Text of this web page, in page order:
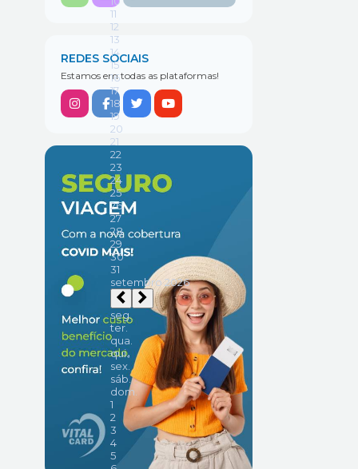
REDES SOCIAIS
Estamos em todas as plataformas!